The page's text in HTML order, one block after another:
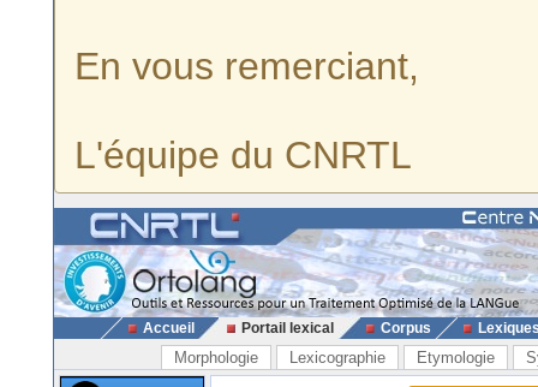
En vous remerciant,
L'équipe du CNRTL
Accueil Portail lexical Corpus
Morphologie Lexicographie Etymologie